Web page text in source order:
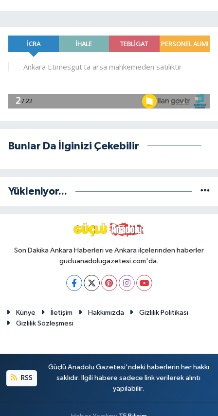
Bunlar Da İlginizi Çekebilir
Yükleniyor...
Son Dakika Ankara Haberleri ve Ankara ilçelerinden haberler
gucluanadolugazetesi.com'da.
Künye İletişim Hakkımızda
Gizlilik Politikası
Gizlilik Sözleşmesi
RSS
Güçlü Anadolu Gazetesi'ndeki haberlerin her hakkı
saklıdır. İlgili habere sadece link verilerek alıntı
yapılabilir.